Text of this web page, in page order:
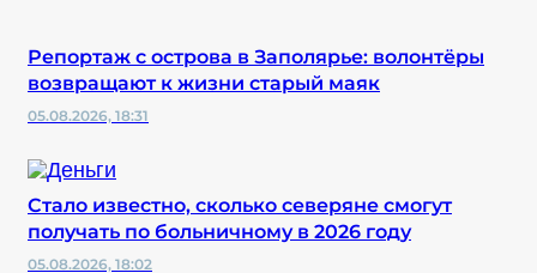
Репортаж с острова в Заполярье: волонтёры
возвращают к жизни старый маяк
05.08.2026, 18:31
Стало известно, сколько северяне смогут
получать по больничному в 2026 году
05.08.2026, 18:02